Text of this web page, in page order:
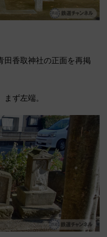
田香取神社の正面を再掲
ず左端。